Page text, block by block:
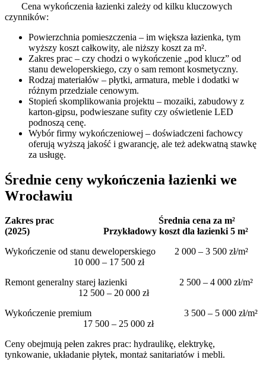
Cena wykończenia łazienki zależy od kilku kluczowych
czynników:
Powierzchnia pomieszczenia – im większa łazienka, tym
wyższy koszt całkowity, ale niższy koszt za m².
Zakres prac – czy chodzi o wykończenie „pod klucz” od
stanu deweloperskiego, czy o sam remont kosmetyczny.
Rodzaj materiałów – płytki, armatura, meble i dodatki w
różnym przedziale cenowym.
Stopień skomplikowania projektu – mozaiki, zabudowy z
karton-gipsu, podwieszane sufity czy oświetlenie LED
podnoszą cenę.
Wybór firmy wykończeniowej – doświadczeni fachowcy
oferują wyższą jakość i gwarancję, ale też adekwatną stawkę
za usługę.
Średnie ceny wykończenia łazienki we
Wrocławiu
Zakres prac
Średnia cena za m²
(2025) Przykładowy koszt dla łazienki 5 m²
Wykończenie od stanu deweloperskiego 2 000 – 3 500 zł/m²
10 000 – 17 500 zł
Remont generalny starej łazienki 2 500 – 4 000 zł/m²
12 500 – 20 000 zł
Wykończenie premium 3 500 – 5 000 zł/m²
17 500 – 25 000 zł
Ceny obejmują pełen zakres prac: hydraulikę, elektrykę,
tynkowanie, układanie płytek, montaż sanitariatów i mebli.